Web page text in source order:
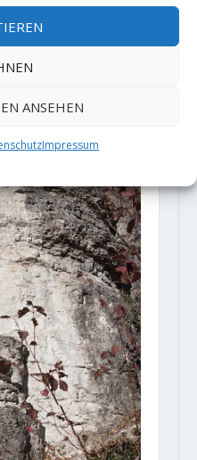
ANSEHEN
Impressum
- Never Ending